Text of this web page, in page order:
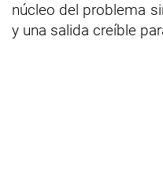
núcleo del problema
y una salida creíble